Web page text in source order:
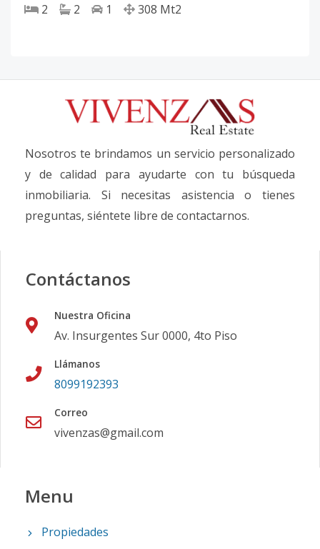
2 2 1 308 Mt2
Nosotros te brindamos un servicio personalizado
y de calidad para ayudarte con tu búsqueda
inmobiliaria. Si necesitas asistencia o tienes
preguntas, siéntete libre de contactarnos.
Contáctanos
Nuestra Oficina
Av. Insurgentes Sur 0000, 4to Piso
Llámanos
8099192393
Correo
vivenzas@gmail.com
Menu
Propiedades